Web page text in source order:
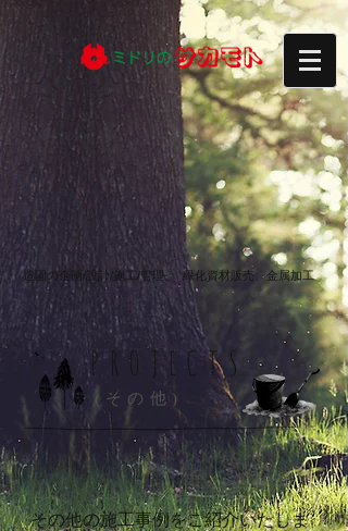
造園の企画/設計/施工/管理、 緑化資材販売、金属加工
PROJECTS
(その他)
その他の施工事例をご紹介いたしま